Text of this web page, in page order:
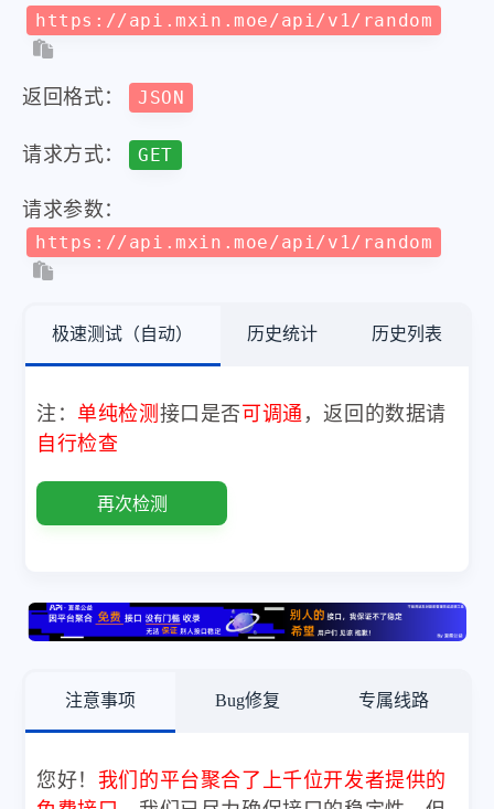
https://api.mxin.moe/api/v1/random
返回格式： JSON
请求方式： GET
请求参数：
https://api.mxin.moe/api/v1/random
极速测试（自动） 历史统计 历史列表
注： 单纯检测 接口是否 可调通 ，返回的数据请
自行检查
再次检测
注意事项 Bug修复 专属线路
您好！ 我们的平台聚合了上千位开发者提供的